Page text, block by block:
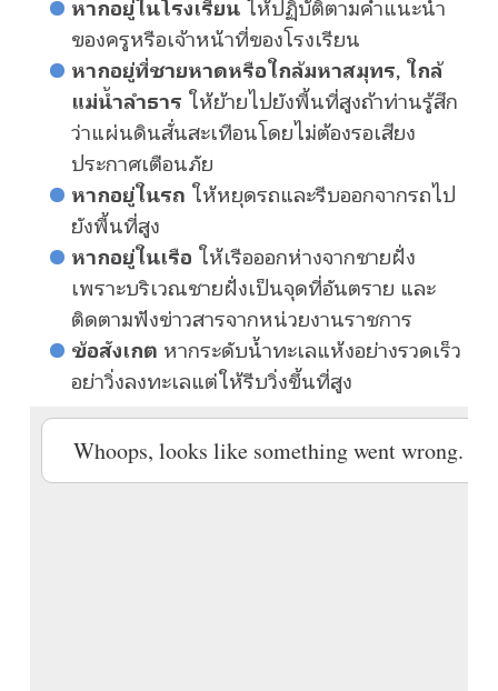
หากอยู่ในโรงเรียนให้ปฏิบัติตามคำแนะนำ
ของครูหรือเจ้าหน้าที่ของโรงเรียน
หากอยู่ที่ชายหาดหรือใกล้มหาสมุทร, ใกล้
แม่น้ำลำธาร ให้ย้ายไปยังพื้นที่สูงถ้าท่านรู้สึก
ว่าแผ่นดินสั่นสะเทือนโดยไม่ต้องรอเสียง
ประกาศเตือนภัย
หากอยู่ในรถ ให้หยุดรถและรีบออกจากรถไป
ยังพื้นที่สูง
หากอยู่ในเรือ ให้เรือออกห่างจากชายฝั่ง
เพราะบริเวณชายฝั่งเป็นจุดที่อันตราย และ
ติดตามฟังข่าวสารจากหน่วยงานราชการ
ข้อสังเกต หากระดับน้ำทะเลแห้งอย่างรวดเร็ว
อย่าวิ่งลงทะเลแต่ให้รีบวิ่งขึ้นที่สูง